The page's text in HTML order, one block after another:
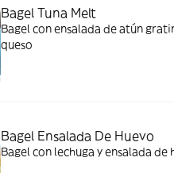
Bagel Tuna Melt
Bagel con ensalada de atún
queso
Bagel Ensalada De Huevo
Bagel con lechuga y ensalada de